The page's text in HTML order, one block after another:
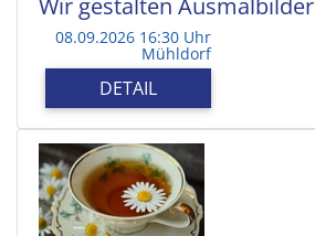
08.09.2026 16:30 Uhr
Mühldorf
DETAIL